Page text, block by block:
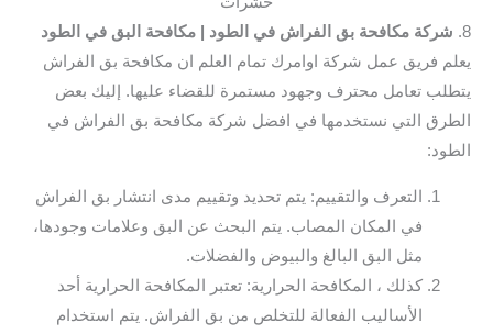
8. شركة مكافحة بق الفراش في الطود
| مكافحة البق في الطود
يعلم فريق عمل شركة اوامرك تمام العلم ان مكافحة بق الفراش
يتطلب تعامل محترف وجهود مستمرة للقضاء عليها. إليك بعض
الطرق التي نستخدمها في افضل شركة مكافحة بق الفراش في
الطود:
التعرف والتقييم: يتم تحديد وتقييم مدى انتشار بق الفراش
في المكان المصاب. يتم البحث عن البق وعلامات وجودها،
مثل البق البالغ والبيوض والفضلات.
كذلك ، المكافحة الحرارية: تعتبر المكافحة الحرارية أحد
الأساليب الفعالة للتخلص من بق الفراش. يتم استخدام